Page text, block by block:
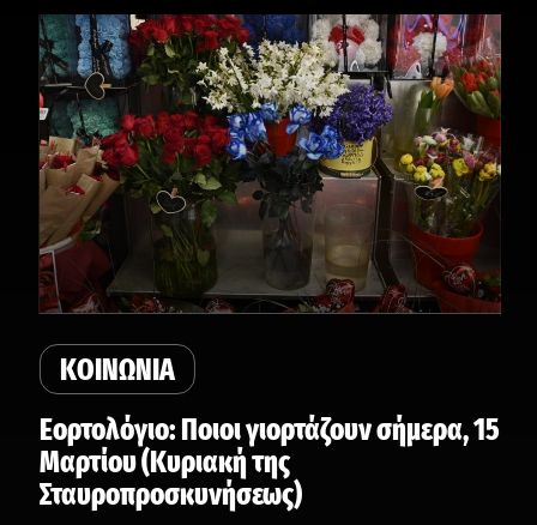
ΚΟΙΝΩΝΙΑ
Εορτολόγιο: Ποιοι γιορτάζουν σήμερα, 15
Mαρτίου (Κυριακή της
Σταυροπροσκυνήσεως)